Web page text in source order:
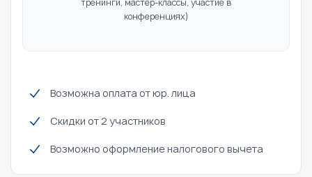
тренинги, мастер-классы, участие в
конференциях)
Возможна оплата от юр. лица
Скидки от 2 участников
Возможно оформление налогового вычета